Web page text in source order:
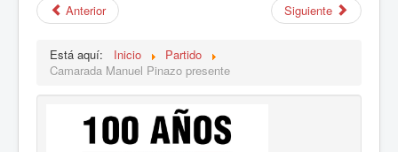
Anterior Siguiente
Está aquí: Inicio
Partido
Camarada Manuel Pinazo presente